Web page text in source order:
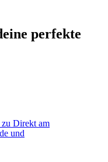
perfekte
Direkt am
und